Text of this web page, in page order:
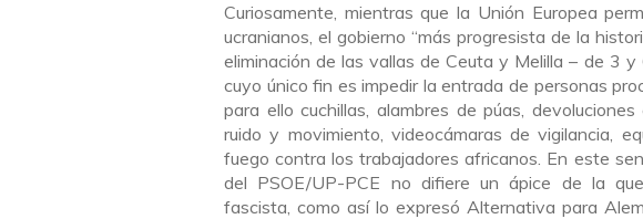
Curiosamente, mientras que la Unión Europea
ucranianos, el gobierno “más progresista de la
eliminación de las vallas de Ceuta y Melilla – de 3
cuyo único fin es impedir la entrada de personas
para ello cuchillas, alambres de púas,
ruido y movimiento, videocámaras de vigilancia,
fuego contra los trabajadores africanos. En este
del PSOE/UP-PCE no difiere un ápice de la
fascista, como así lo expresó Alternativa para